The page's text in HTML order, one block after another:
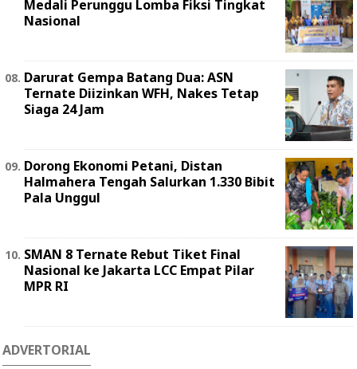
Medali Perunggu Lomba Fiksi Tingkat
Nasional
Darurat Gempa Batang Dua: ASN
Ternate Diizinkan WFH, Nakes Tetap
Siaga 24 Jam
Dorong Ekonomi Petani, Distan
Halmahera Tengah Salurkan 1.330 Bibit
Pala Unggul
SMAN 8 Ternate Rebut Tiket Final
Nasional ke Jakarta LCC Empat Pilar
MPR RI
ADVERTORIAL